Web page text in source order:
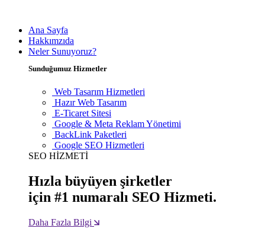
Ana Sayfa
Hakkımzıda
Neler Sunuyoruz?
Sunduğumuz Hizmetler
Web Tasarım Hizmetleri
Hazır Web Tasarım
E-Ticaret Sitesi
Google & Meta Reklam Yönetimi
BackLink Paketleri
Google SEO Hizmetleri
SEO HİZMETİ
Hızla büyüyen şirketler
için #1 numaralı SEO Hizmeti.
Daha Fazla Bilgi